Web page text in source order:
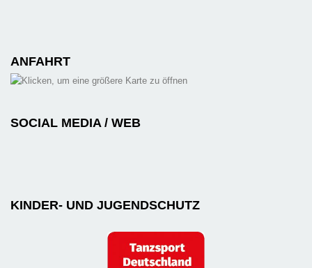
ANFAHRT
SOCIAL MEDIA / WEB
KINDER- UND JUGENDSCHUTZ